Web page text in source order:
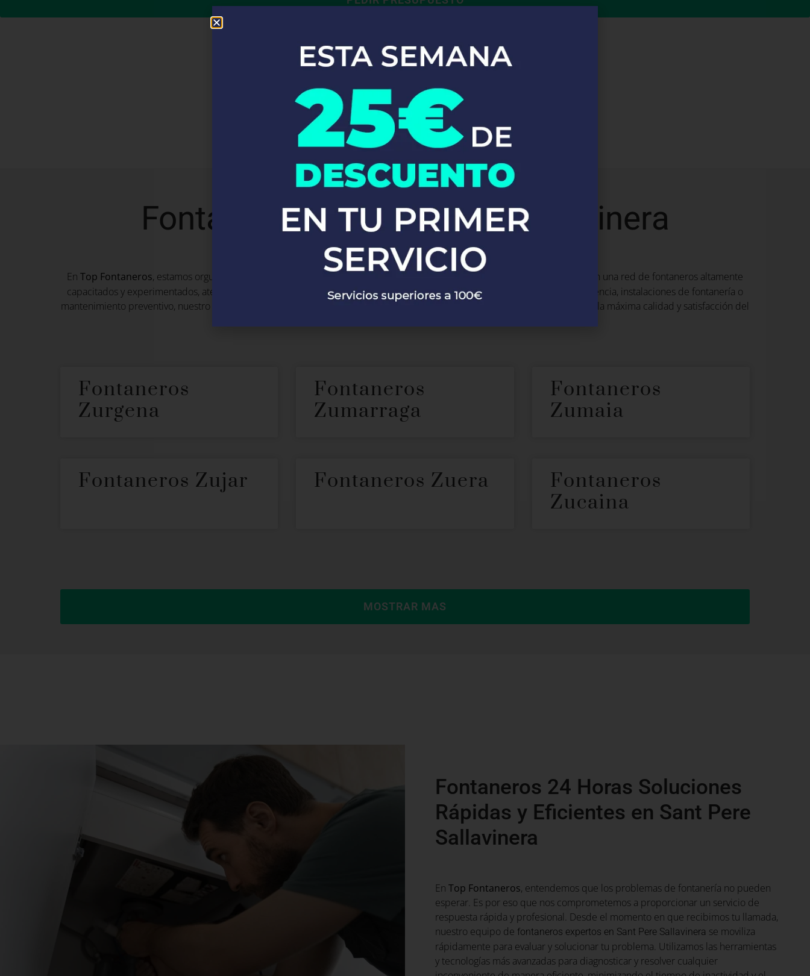
Fontaneros en Sant Pere Sallavinera
En Top Fontaneros, estamos orgullosos de ofrecer nuestros servicios de
. Con una red de fontaneros altamente
capacitados y experimentados, atendemos a clientes en Sant Pere Sallavinera. Ya sea que necesites reparaciones de emergencia, instalaciones de fontanería o
mantenimiento preventivo, nuestro equipo está listo para proporcionarte soluciones rápidas y eficaces, garantizando siempre la máxima calidad y satisfacción del
Fontaneros
Zurgena
Fontaneros
Zumarraga
Fontaneros
Zumaia
Fontaneros Zujar Fontaneros Zuera
Fontaneros
Zucaina
MOSTRAR MAS
Fontaneros 24 Horas Soluciones
Rápidas y Eficientes en Sant Pere
Sallavinera
En Top Fontaneros, entendemos que los problemas de fontanería no pueden
esperar. Es por eso que nos comprometemos a proporcionar un servicio de
respuesta rápida y profesional. Desde el momento en que recibimos tu llamada,
nuestro equipo de fontaneros expertos en Sant Pere Sallavinera se moviliza
rápidamente para evaluar y solucionar tu problema. Utilizamos las herramientas
y tecnologías más avanzadas para diagnosticar y resolver cualquier